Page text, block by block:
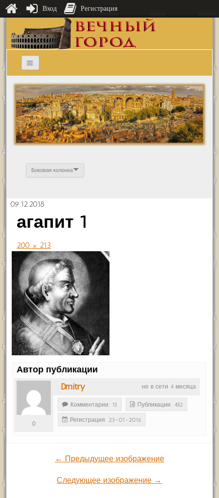
Боковая колонка
09.12.2018
агапит 1
200 × 213
Автор публикации
не в сети 4 месяца
Dmitry
0
Комментарии: 15 Публикации: 432
Регистрация: 23-01-2016
← Предыдущее изображение
Следующее изображение →
Вход Регистрация